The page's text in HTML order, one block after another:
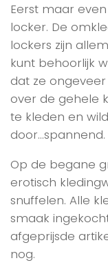
Eerst maar
locker. De
lockers zijn
kunt behoorlijk
dat ze
over de gehele
te kleden en
door…spannend.
Op de begane
erotisch
snuffelen. Alle
smaak
afgeprijsde
nog.